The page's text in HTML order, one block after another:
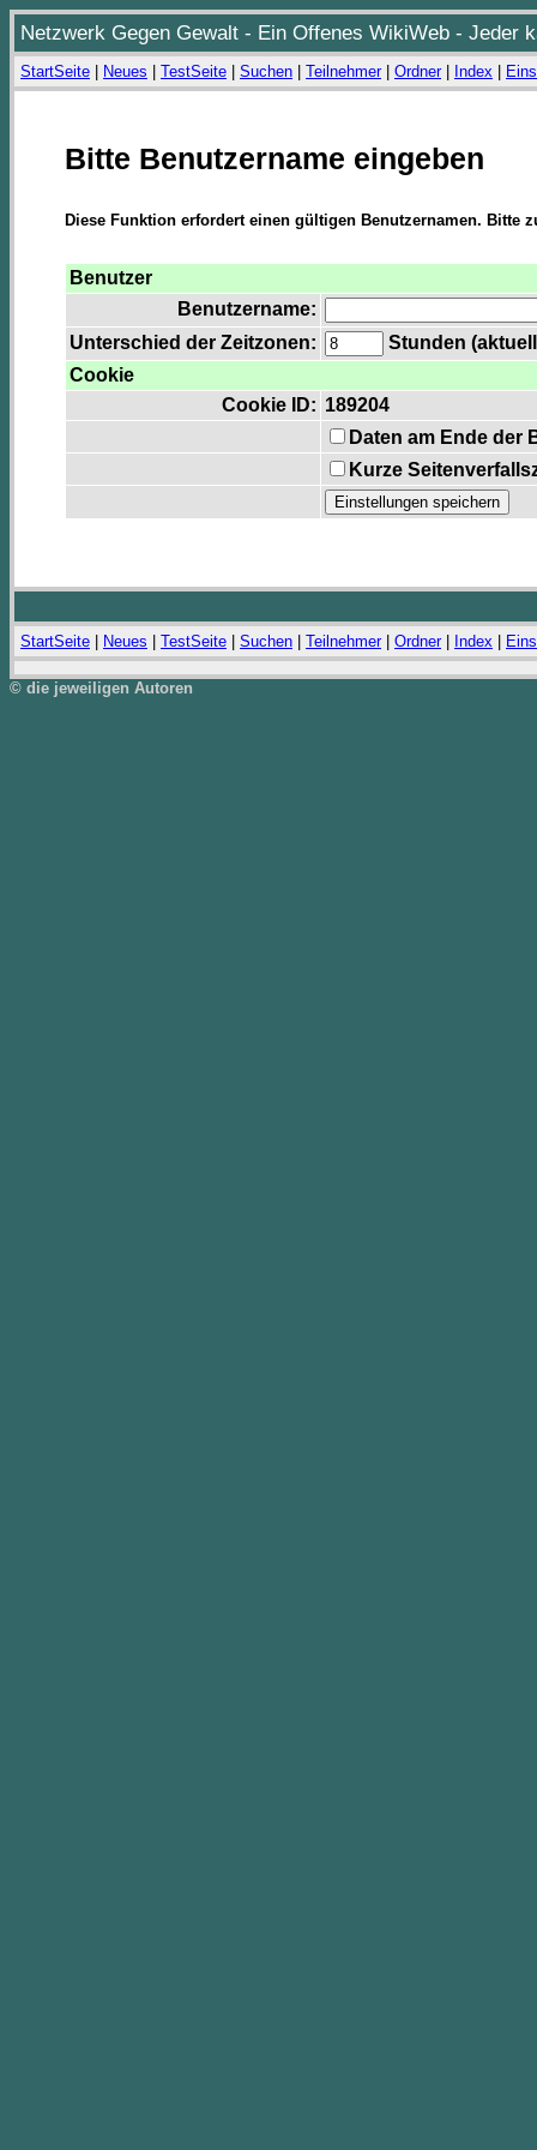
Netzwerk Gegen Gewalt - Ein Offenes WikiWeb - Jeder
StartSeite Neues TestSeite Suchen Teilnehmer| Ordner| Index
Bitte Benutzername eingeben
Diese Funktion erfordert einen gültigen Benutzernamen. Bitte
Benutzer
Benutzername:
Unterschied der Zeitzonen:
Stunden
Cookie
Cookie ID: 189204
Daten am Ende der
Kurze
StartSeite Neues TestSeite Suchen Teilnehmer| Ordner| Index
© die jeweiligen Autoren